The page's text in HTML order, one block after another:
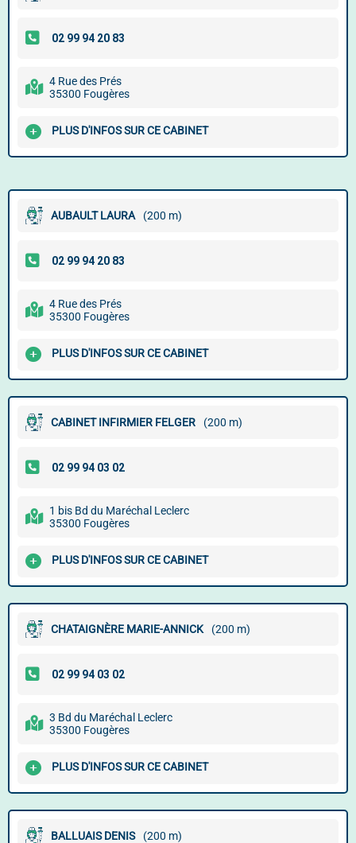
4 Rue des Prés
35300 Fougères
PLUS D'INFOS SUR CE CABINET
AUBAULT LAURA (200 m)
4 Rue des Prés
35300 Fougères
PLUS D'INFOS SUR CE CABINET
CABINET INFIRMIER FELGER (200 m)
1 bis Bd du Maréchal Leclerc
35300 Fougères
PLUS D'INFOS SUR CE CABINET
CHATAIGNÈRE MARIE-ANNICK (200 m)
3 Bd du Maréchal Leclerc
35300 Fougères
PLUS D'INFOS SUR CE CABINET
BALLUAIS DENIS (200 m)